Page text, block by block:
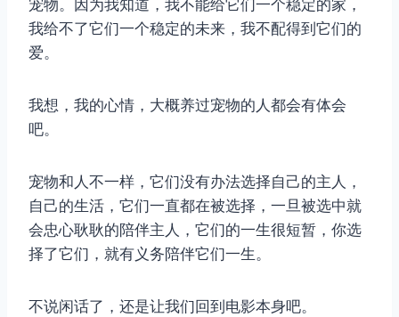
宠物。因为我知道，我不能给它们一个稳定的家，
我给不了它们一个稳定的未来，我不配得到它们的
爱。
我想，我的心情，大概养过宠物的人都会有体会
吧。
宠物和人不一样，它们没有办法选择自己的主人，
自己的生活，它们一直都在被选择，一旦被选中就
会忠心耿耿的陪伴主人，它们的一生很短暂，你选
择了它们，就有义务陪伴它们一生。
不说闲话了，还是让我们回到电影本身吧。